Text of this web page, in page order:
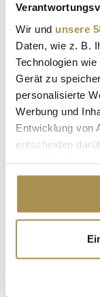
Wir und unsere
Daten, wie z. B.
Technologien
Gerät zu
personalisierte
Werbung und
Entwicklung von
entscheiden
Cookie-
Trigger Symbol
erfassen,